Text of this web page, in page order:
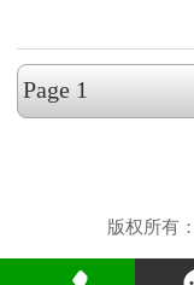
版权所有